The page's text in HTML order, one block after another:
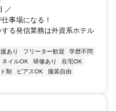
／
場になる！
発信業務は外資系ホテル
あり フリーター歓迎
学歴不問
ネイルOK 研修あり
在宅OK
制 ピアスOK
服装自由